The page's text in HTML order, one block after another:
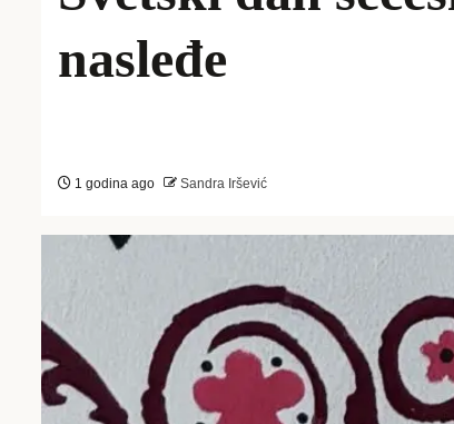
nasleđe
1 godina ago Sandra Iršević